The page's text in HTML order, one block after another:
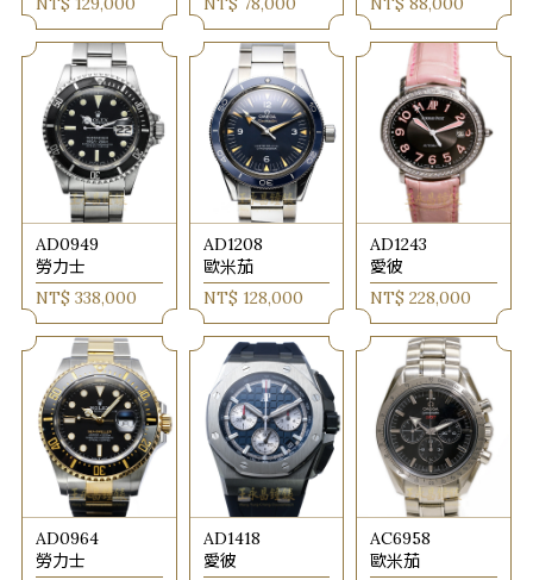
AD0949
勞力士
NT$ 338,000
AD1208
歐米茄
NT$ 128,000
AD1243
愛彼
NT$ 228,000
AD0964
勞力士
AD1418
愛彼
AC6958
歐米茄